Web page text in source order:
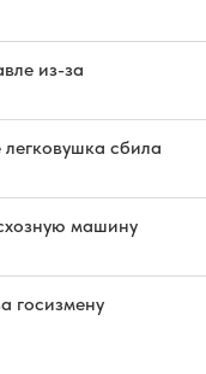
из-за
сбила
машину
госизмену